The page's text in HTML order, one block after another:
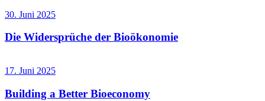
30. Juni 2025
Die Widersprüche der Bioökonomie
17. Juni 2025
Building a Better Bioeconomy